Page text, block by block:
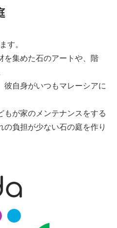
す。
を集めた石のアートや、階
彼自身がいつもマレーシアに
もが家のメンテナンスをする
の負担が少ない石の庭を作り